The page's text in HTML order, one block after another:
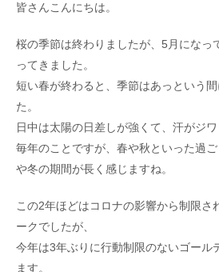
皆さんこんにちは。
桜の季節は終わりましたが、5月になっ
ってきました。
短い春が終わると、季節はあっという
た。
日中は太陽の日差しが強くて、汗がジワ
毎年のことですが、春や秋といった過
や冬の期間が長く感じますね。
この2年ほどはコロナの影響から制限さ
ークでしたが、
今年は3年ぶりに行動制限のないゴール
ます。